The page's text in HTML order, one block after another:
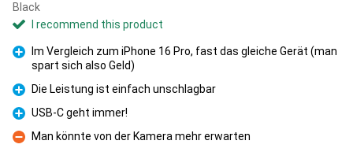
Black
I recommend this product
Im Vergleich zum iPhone 16 Pro, fast das gleiche Gerät (man
spart sich also Geld)
Pro
Die Leistung ist einfach unschlagbar
Pro
USB-C geht immer!
Con
Man könnte von der Kamera mehr erwarten